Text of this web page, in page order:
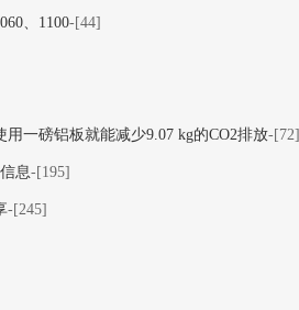
、1100-[44]
一磅铝板就能减少9.07 kg的CO2排放-[72]
息-[195]
-[245]